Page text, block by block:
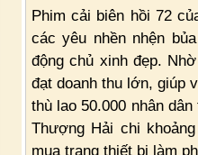
Phim cải biên hồi 72
các yêu nhền nhện
động chủ xinh đẹp.
đạt doanh thu lớn, giúp
thù lao 50.000 nhân
Thượng Hải chi
mua trang thiết bị làm